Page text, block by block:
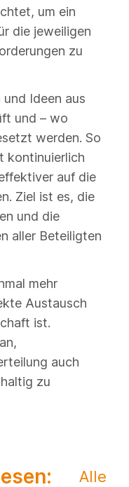
um ein
die jeweiligen
zu
Ideen aus
und – wo
werden. So
kontinuierlich
auf die
Ziel ist es, die
und die
aller Beteiligten
mehr
Austausch
ist.
auch
zu
Alle